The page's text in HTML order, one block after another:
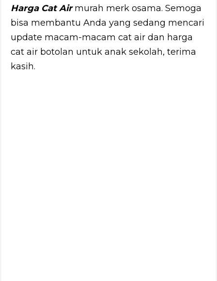
Harga Cat Airmurah merk osama. Semoga
bisa membantu Anda yang sedang mencari
update macam-macam cat air dan harga
cat air botolan untuk anak sekolah, terima
kasih.